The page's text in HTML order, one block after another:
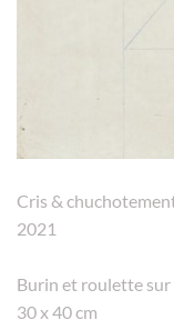
Cris &
2021
Burin et roulette sur
30 x 40 cm